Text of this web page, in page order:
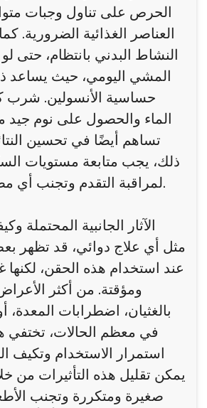
الحرص على تناول وجبات
العناصر الغذائية الضرورية.
النشاط البدني بانتظام، حتى
المشي اليومي، حيث يساعد
حساسية الأنسولين. شرب
الماء والحصول على نوم جيد
تساهم أيضًا في تحسين
ذلك، يجب متابعة مستويات
لمراقبة التقدم وتجنب أي مضاعفات محتملة.
الآثار الجانبية المحتملة
مثل أي علاج دوائي، قد تظهر بعض
عند استخدام هذه الحقن، لكنها
ومؤقتة. من أكثر
بالغثيان، اضطرابات المعدة،
في معظم الحالات، تختفي
استمرار الاستخدام وتكيف
يمكن تقليل هذه التأثيرات من
صغيرة ومتكررة وتجنب